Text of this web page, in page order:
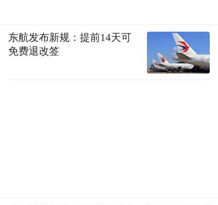
东航发布新规：提前14天可
免费退改签